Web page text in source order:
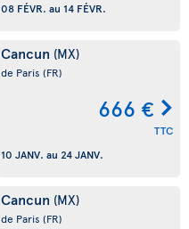
08 FÉVR. au 14 FÉVR.
Cancun (MX)
de Paris (FR)
666 €
TTC
10 JANV. au 24 JANV.
Cancun (MX)
de Paris (FR)